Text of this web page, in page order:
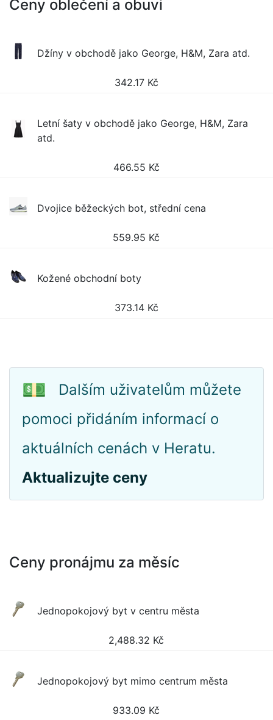
Ceny oblečení a obuvi
Džíny v obchodě jako George, H&M, Zara atd.
342.17 Kč
Letní šaty v obchodě jako George, H&M, Zara
atd.
466.55 Kč
Dvojice běžeckých bot, střední cena
559.95 Kč
Kožené obchodní boty
373.14 Kč
💵
Dalším uživatelům můžete
pomoci přidáním informací o
aktuálních cenách v Heratu.
Aktualizujte ceny
Ceny pronájmu za měsíc
Jednopokojový byt v centru města
2,488.32 Kč
Jednopokojový byt mimo centrum města
933.09 Kč